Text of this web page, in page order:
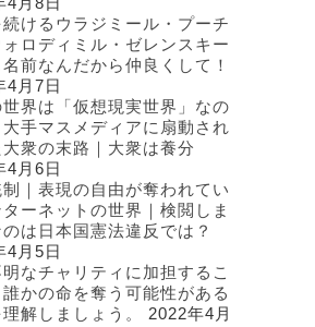
けるウラジミール・プーチ
ォロディミル・ゼレンスキー
名前なんだから仲良くして！
4月7日
界は「仮想現実世界」なの
手マスメディアに扇動され
衆の末路｜大衆は養分
4月6日
｜表現の自由が奪われてい
ターネットの世界｜検閲しま
のは日本国憲法違反では？
4月5日
なチャリティに加担するこ
誰かの命を奪う可能性がある
解しましょう。
2022年4月